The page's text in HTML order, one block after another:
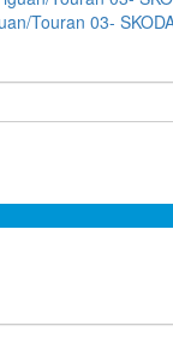
Touran 03-